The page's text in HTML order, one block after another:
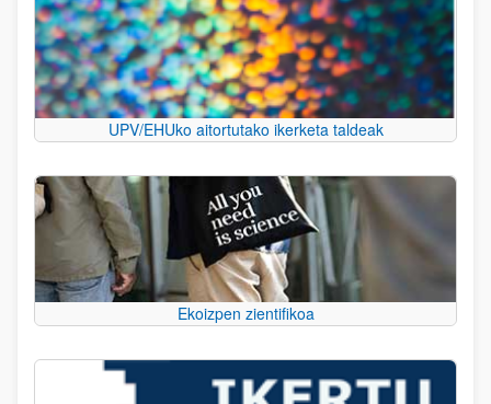
UPV/EHUko aitortutako ikerketa taldeak
Ekoizpen zientifikoa